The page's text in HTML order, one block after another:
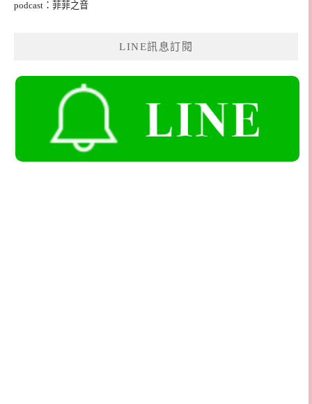
podcast：菲菲之音
LINE訊息訂閱